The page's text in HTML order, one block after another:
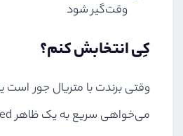
وقت‌گیر شود
کِی انتخابش کنم؟
وقتی برندت با متریال جور است
می‌خواهی سریع به یک ظاهر polished برسی.